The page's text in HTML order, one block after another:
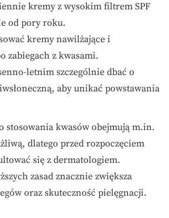
kremy z wysokim filtrem SPF
od pory roku.
kremy nawilżające i
zabiegach z kwasami.
letnim szczególnie dbać o
aby unikać powstawania
stosowania kwasów obejmują m.in.
dlatego przed rozpoczęciem
się z dermatologiem.
zasad znacznie zwiększa
oraz skuteczność pielęgnacji.